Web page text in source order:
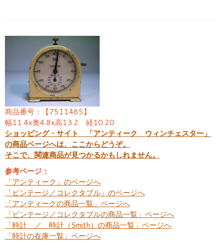
商品番号：【7511465】
幅11.4x奥4.8x高13.2 経10.20
ショッピング・サイト 「アンティーク ウィンチェスター」
の商品ページへは、ここからどうぞ。
そこで、関連商品が見つかるかもしれません。
参考ページ：
「アンティーク」のページへ
「ビンテージ／コレクタブル」のページへ
「アンティークの商品一覧」ページへ
「ビンテージ／コレクタブルの商品一覧」ページへ
「時計 ／ 時計（Smith）の商品一覧」ページへ
「時計の在庫一覧」ページへ